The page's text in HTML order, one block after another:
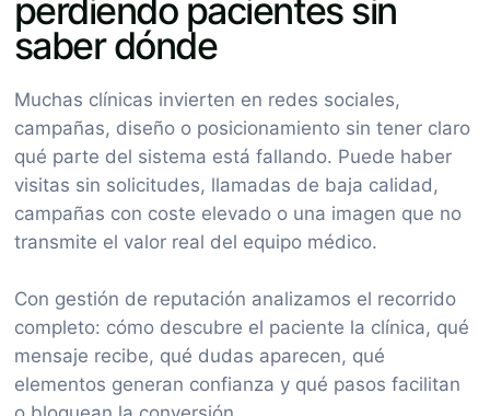
perdiendo pacientes sin
saber dónde
Muchas clínicas invierten en redes sociales,
campañas, diseño o posicionamiento sin tener claro
qué parte del sistema está fallando. Puede haber
visitas sin solicitudes, llamadas de baja calidad,
campañas con coste elevado o una imagen que no
transmite el valor real del equipo médico.
Con gestión de reputación analizamos el recorrido
completo: cómo descubre el paciente la clínica, qué
mensaje recibe, qué dudas aparecen, qué
elementos generan confianza y qué pasos facilitan